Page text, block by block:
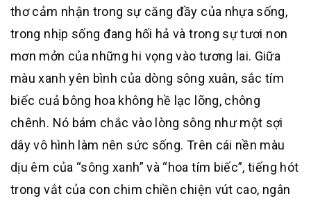
thơ cảm nhận trong sự căng đầy của nhựa sống,
trong nhịp sống đang hối hả và trong sự tươi non
mơn mởn của những hi vọng vào tương lai. Giữa
màu xanh yên bình của dòng sông xuân, sắc tím
biếc cuả bông hoa không hề lạc lõng, chông
chênh. Nó bám chắc vào lòng sông như một sợi
dây vô hình làm nên sức sống. Trên cái nền màu
dịu êm của “sông xanh” và “hoa tím biếc”, tiếng hót
trong vắt của con chim chiền chiện vút cao, ngân